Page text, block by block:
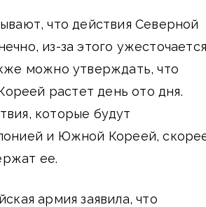
что действия Северной
из-за этого ужесточается
можно утверждать, что
растет день ото дня.
которые будут
и Южной Кореей,
ее.
армия заявила, что